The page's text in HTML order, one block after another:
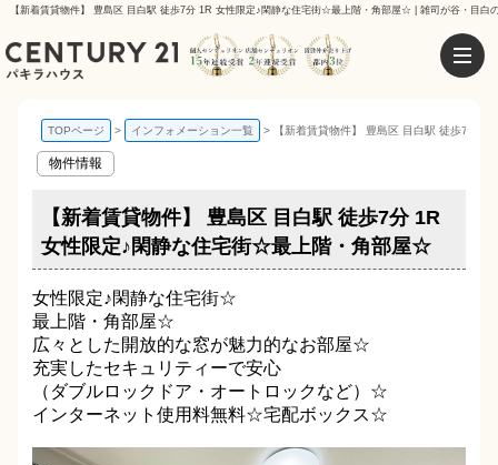
【新着賃貸物件】 豊島区 目白駅 徒歩7分 1R 女性限定♪閑静な住宅街☆最上階・角部屋☆ | 雑司が谷・目白
TOPページ インフォメーション一覧 【新着賃貸物件】 豊島区 目白駅 徒歩7分
物件情報
【新着賃貸物件】 豊島区 目白駅 徒歩7分 1R
女性限定♪閑静な住宅街☆最上階・角部屋☆
女性限定♪閑静な住宅街☆
最上階・角部屋☆
広々とした開放的な窓が魅力的なお部屋☆
充実したセキュリティーで安心
（ダブルロックドア・オートロックなど）☆
インターネット使用料無料☆宅配ボックス☆